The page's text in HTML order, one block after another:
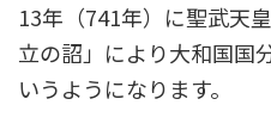
13年（741年）に聖武天
立の詔」により大和国国
いうようになります。